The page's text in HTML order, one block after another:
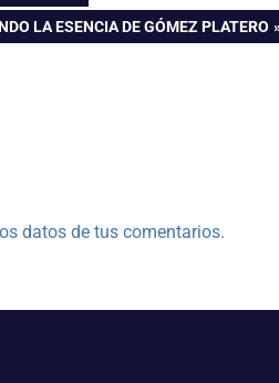
LA ESENCIA DE GÓMEZ PLATERO
datos de tus comentarios.